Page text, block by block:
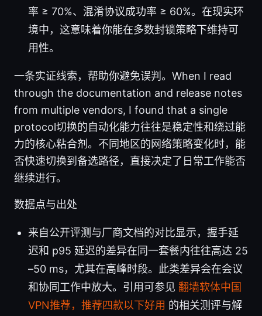
率 ≥ 70%、混淆协议成功率 ≥ 60%。在现实环
境中，这意味着你能在多数封锁策略下维持可
用性。
一条实证线索，帮助你避免误判。When I read
through the documentation and release notes
from multiple vendors, I found that a single
protocol切换的自动化能力往往是稳定性和绕过能
力的核心粘合剂。不同地区的网络策略变化时，能
否快速切换到备选路径，直接决定了日常工作能否
继续进行。
数据点与出处
来自公开评测与厂商文档的对比显示，握手延
迟和 p95 延迟的差异在同一套餐内往往高达 25
–50 ms，尤其在高峰时段。此类差异会在会议
和协同工作中放大。引用可参见 翻墙软体中国
VPN推荐，推荐四款以下好用 的相关测评与解